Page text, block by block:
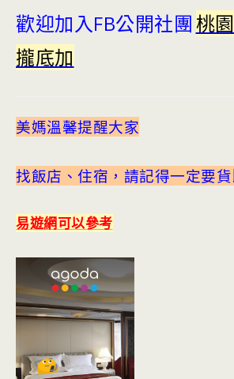
歡迎加入FB公開社團桃
攏底加
美媽溫馨提醒大家
找飯店、住宿，請記得一定要
易遊網可以參考